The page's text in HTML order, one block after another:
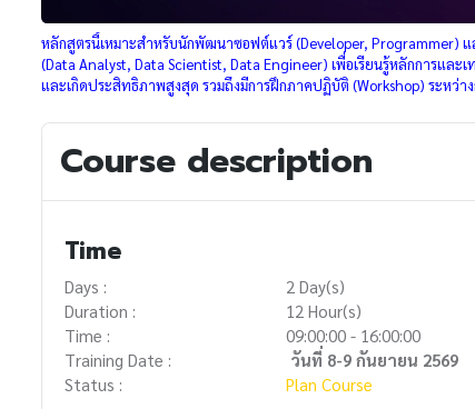
หลักสูตรนี้เหมาะสำหรับนักพัฒนาซอฟต์แวร์ (Developer, Programmer)
(Data Analyst, Data Scientist, Data Engineer) เพื่อเรียนรู้หลักการแล
และเกิดประสิทธิภาพสูงสุด รวมถึงมีการฝึกภาคปฏิบัติ (Workshop) ระหว่า
Course description
Time
Days :
2 Day(s)
Duration :
12 Hour(s)
Time :
09:00:00 - 16:00:00
Training Date :
วันที่ 8-9 กันยายน 2569
Status :
Plan Course